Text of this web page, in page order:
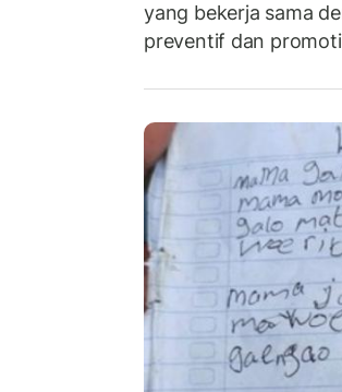
yang bekerja sama
preventif dan